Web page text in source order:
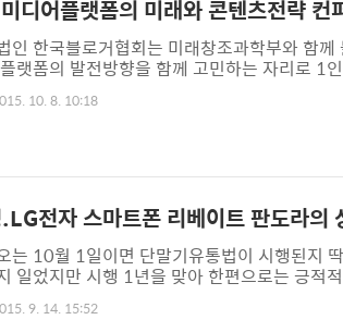
디어플랫폼의 미래와 콘텐츠전략 컨
인 한국블로거협회는 미래창조과학부와 함
랫폼의 발전방향을 함께 고민하는 자리로 1
(정보과학관)에서 진행합니다. 1인 미디어 플
(고려대 정보대학원 법학교수)의 기조 발표
10. 8. 10:18
전자 스마트폰 리베이트 판도라의
는 10월 1일이면 단말기유통법이 시행된지
일었지만 시행 1년을 맞아 한편으로는 긍적
법)이다. 법을 시행한 정부 입장에서는 부당
하고 있고 반대여론으로는 시장축소, 통신비
9. 14. 15:52